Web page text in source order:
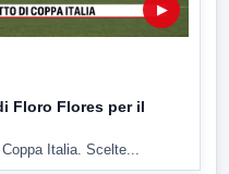
▶
Floro Flores per il
Italia. Scelte...